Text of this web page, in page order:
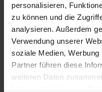
personalisieren,
zu können und die
analysieren. Außerdem
Verwendung unserer
soziale Medien,
Partner führen diese
weiteren Daten
Manufacturer & Product
Folgende Infos zum
More articles from +++